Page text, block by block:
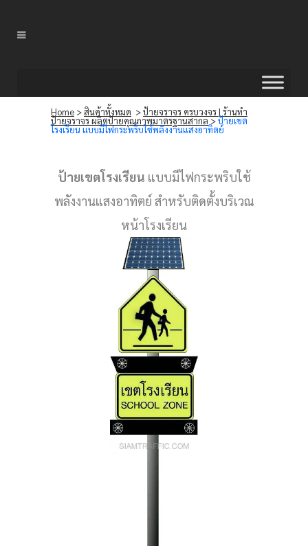
Home >สินค้าทั้งหมด >ป้ายจราจร ครบวงจร | ร้านทำ
ป้ายจราจร ผลิตป้ายคุณภาพมาตรฐานสากล>ป้ายเขต
โรงเรียน แบบมีไฟกระพริบใช้พลังงานแสงอาทิตย์
ป้ายเขตโรงเรียน แบบมีไฟกระพริบใช้
พลังงานแสงอาทิตย์ สำหรับติดตั้งบริเวณ
หน้าโรงเรียน